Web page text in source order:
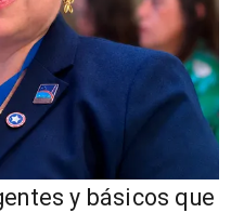
y básicos que